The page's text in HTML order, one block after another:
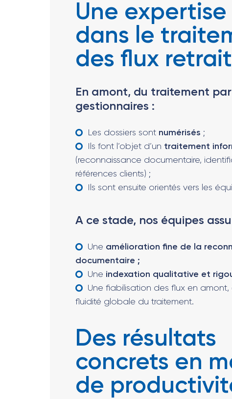
Une expertise
dans le
des flux
En amont, du traitement
gestionnaires :
Les dossiers sont numérisés ;
Ils font l’objet d’un traitement
(reconnaissance documentaire,
références clients) ;
Ils sont ensuite orientés vers les
A ce stade, nos équipes
Une amélioration fine de la
documentaire ;
Une indexation qualitative et
Une fiabilisation des flux en amont,
fluidité globale du traitement.
Des résultats
concrets en
de